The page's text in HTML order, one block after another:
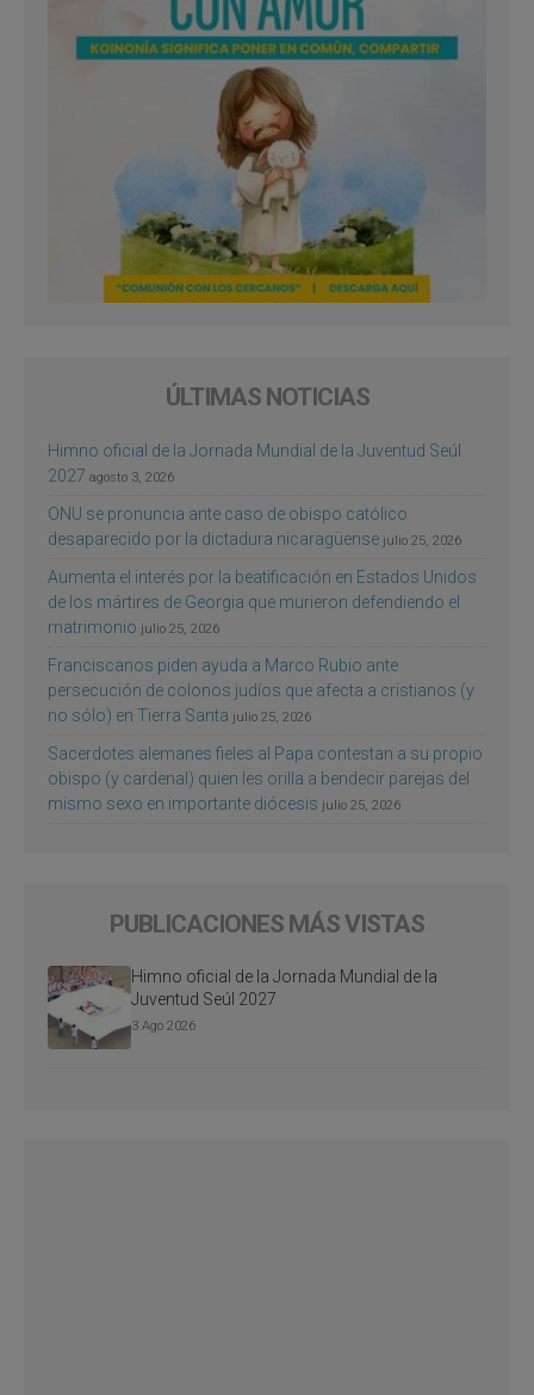
ÚLTIMAS NOTICIAS
Himno oficial de la Jornada Mundial de la Juventud Seúl
2027 agosto 3, 2026
ONU se pronuncia ante caso de obispo católico
desaparecido por la dictadura nicaragüense julio 25, 2026
Aumenta el interés por la beatificación en Estados Unidos
de los mártires de Georgia que murieron defendiendo el
matrimonio julio 25, 2026
Franciscanos piden ayuda a Marco Rubio ante
persecución de colonos judíos que afecta a cristianos (y
no sólo) en Tierra Santa julio 25, 2026
Sacerdotes alemanes fieles al Papa contestan a su propio
obispo (y cardenal) quien les orilla a bendecir parejas del
mismo sexo en importante diócesis julio 25, 2026
PUBLICACIONES MÁS VISTAS
Himno oficial de la Jornada Mundial de la
Juventud Seúl 2027
3 Ago 2026